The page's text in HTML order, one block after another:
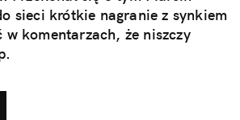
sieci krótkie nagranie z synkiem
w komentarzach, że niszczy